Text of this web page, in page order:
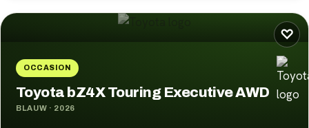
♡
OCCASION
Toyota bZ4X Touring Executive AWD
BLAUW · 2026